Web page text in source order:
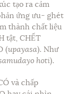
tạo ra cảm
ứng ưu- ghét
thành chất liệu
tật, CHẾT
(upayasa). Như
hoti).
và chấp